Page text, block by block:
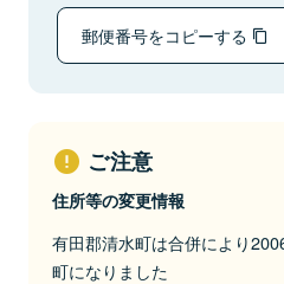
郵便番号をコピーする
ご注意
住所等の変更情報
有田郡清水町は合併により
町になりました